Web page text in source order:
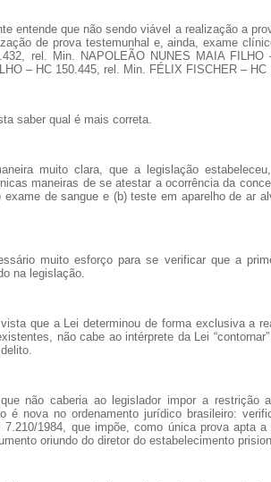
entende que não sendo viável a realização a
de prova testemunhal e, ainda, exame
rel. Min. NAPOLEÃO NUNES MAIA
– HC 150.445, rel. Min. FÉLIX FISCHER –
saber qual é mais correta.
muito clara, que a legislação
maneiras de se atestar a ocorrência da
exame de sangue e (b) teste em aparelho de ar
muito esforço para se verificar que a
na legislação.
que a Lei determinou de forma exclusiva a
não cabe ao intérprete da Lei
não caberia ao legislador impor a restrição
é nova no ordenamento jurídico brasileiro:
7.210/1984, que impõe, como única prova apta
oriundo do diretor do estabelecimento